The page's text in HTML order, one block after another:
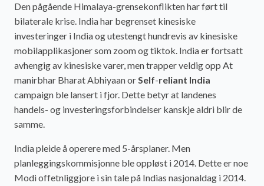
Den pågående Himalaya-grensekonflikten har ført til
bilaterale krise. India har begrenset kinesiske
investeringer i India og utestengt hundrevis av kinesiske
mobilapplikasjoner som zoom og tiktok. India er fortsatt
avhengig av kinesiske varer, men trapper veldig opp At
manirbhar Bharat Abhiyaan orSelf-reliant India
campaign ble lansert i fjor. Dette betyr at landenes
handels- og investeringsforbindelser kanskje aldri blir de
samme.
India pleide å operere med 5-årsplaner. Men
planleggingskommisjonne ble oppløst i 2014. Dette er noe
Modi offetnliggjore i sin tale på Indias nasjonaldag i 2014.